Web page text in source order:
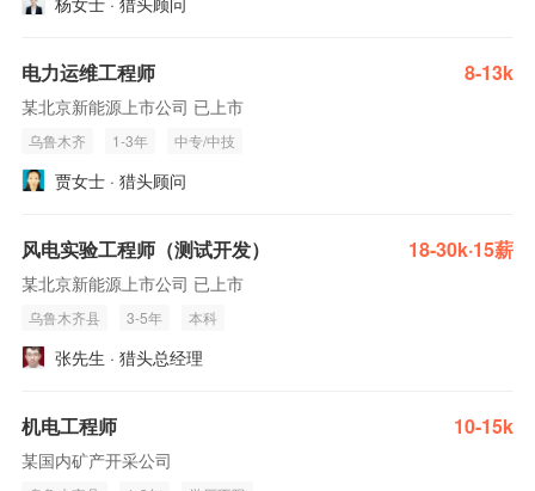
电力运维工程师 8-13k
某北京新能源上市公司 已上市
乌鲁木齐 1-3年 中专/中技
贾女士 · 猎头顾问
风电实验工程师（测试开发） 18-30k·15薪
某北京新能源上市公司 已上市
乌鲁木齐县 3-5年 本科
张先生 · 猎头总经理
机电工程师 10-15k
某国内矿产开采公司